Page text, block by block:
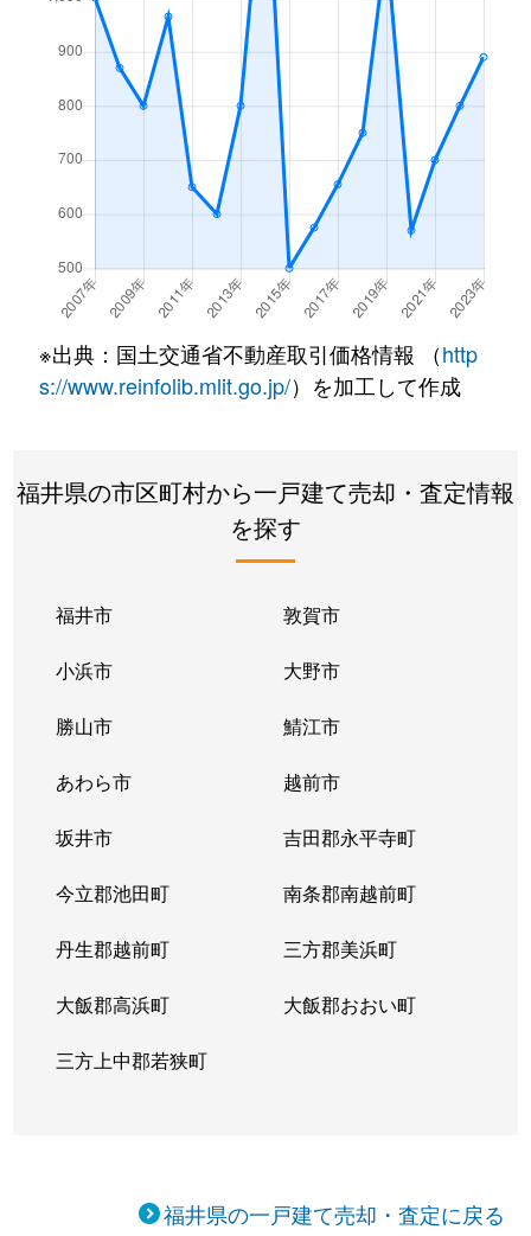
※出典：国土交通省不動産取引価格情報 （http
s://www.reinfolib.mlit.go.jp/）を加工して作成
福井県の市区町村から一戸建て売却・査定情報
を探す
福井市 敦賀市
小浜市 大野市
勝山市 鯖江市
あわら市 越前市
坂井市 吉田郡永平寺町
今立郡池田町 南条郡南越前町
丹生郡越前町 三方郡美浜町
大飯郡高浜町 大飯郡おおい町
三方上中郡若狭町
福井県の一戸建て売却・査定に戻る